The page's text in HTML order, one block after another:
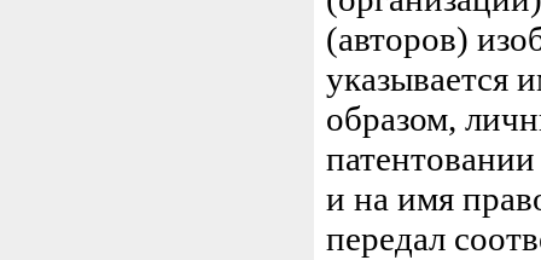
(авторов)
указывается
образом,
и на имя
передал